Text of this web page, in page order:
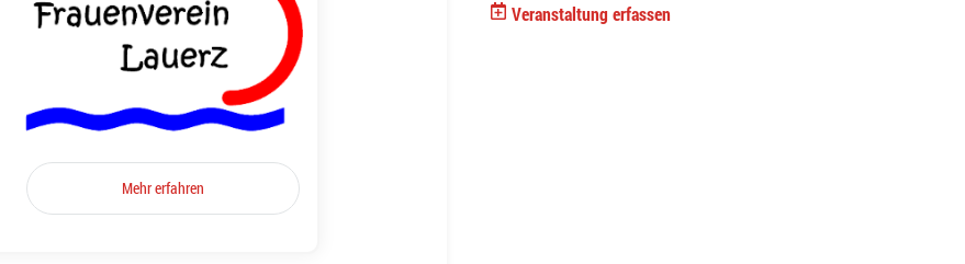
Mehr erfahren
Veranstaltung erfassen